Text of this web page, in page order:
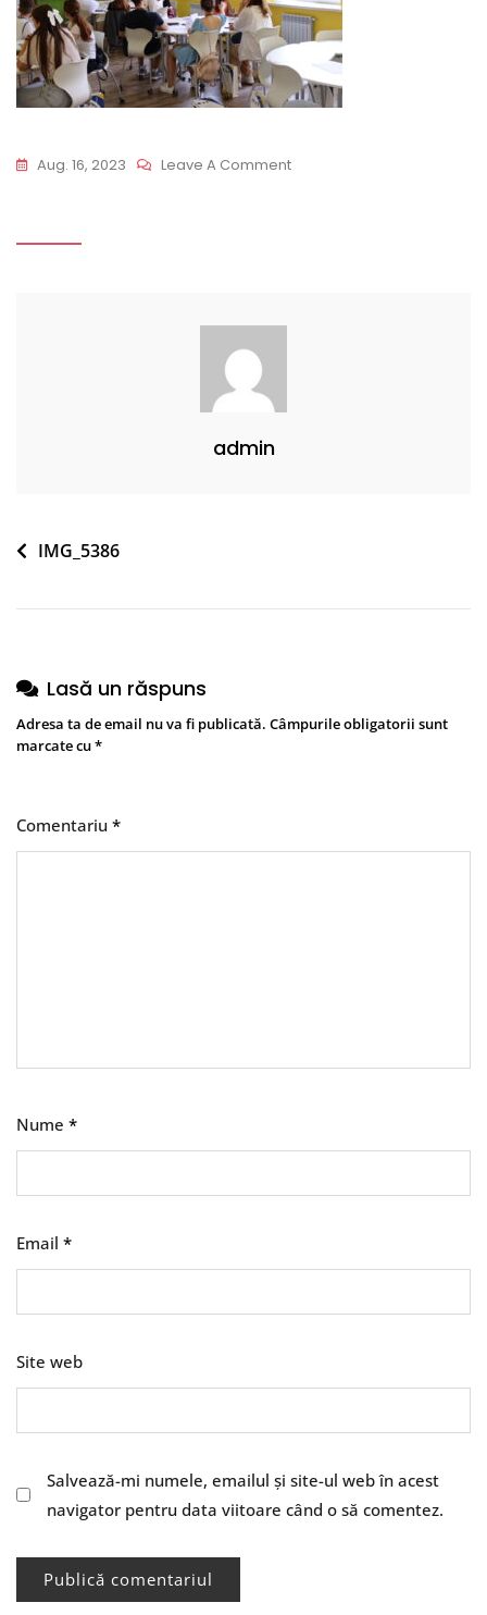
Aug. 16, 2023 Leave A CommentOn
admin
Navigare
articole
IMG_5386
Lasă un răspuns
Adresa ta de email nu va fi publicată. Câmpurile obligatorii sunt
marcate cu*
Comentariu *
Nume *
Email *
Site web
Salvează-mi numele, emailul și site-ul web în acest
navigator pentru data viitoare când o să comentez.